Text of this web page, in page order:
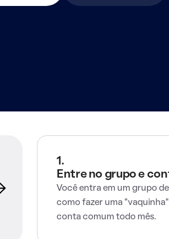
1.
Entre no grupo e
Você entra em um grupo
como fazer uma
conta comum todo mês.